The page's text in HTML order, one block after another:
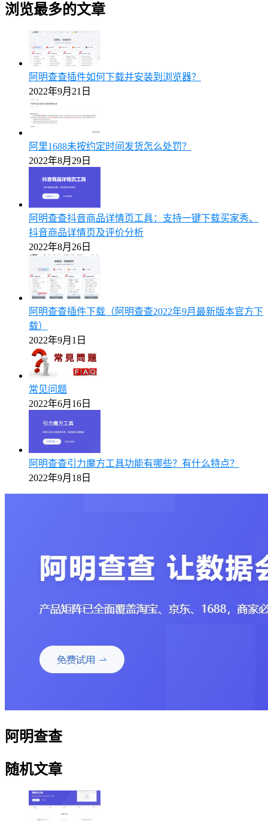
浏览最多的文章
阿明查查插件如何下载并安装到浏览器？
2022年9月21日
阿里1688未按约定时间发货怎么处罚？
2022年8月29日
阿明查查抖音商品详情页工具：支持一键下载买家秀、
抖音商品详情页及评价分析
2022年8月26日
阿明查查插件下载（阿明查查2022年9月最新版本官方下
载）
2022年9月1日
常见问题
2022年6月16日
阿明查查引力魔方工具功能有哪些？有什么特点？
2022年9月18日
阿明查查
随机文章